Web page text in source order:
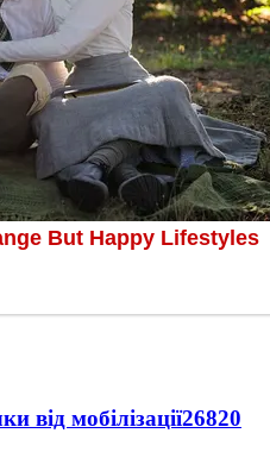
від мобілізації26820